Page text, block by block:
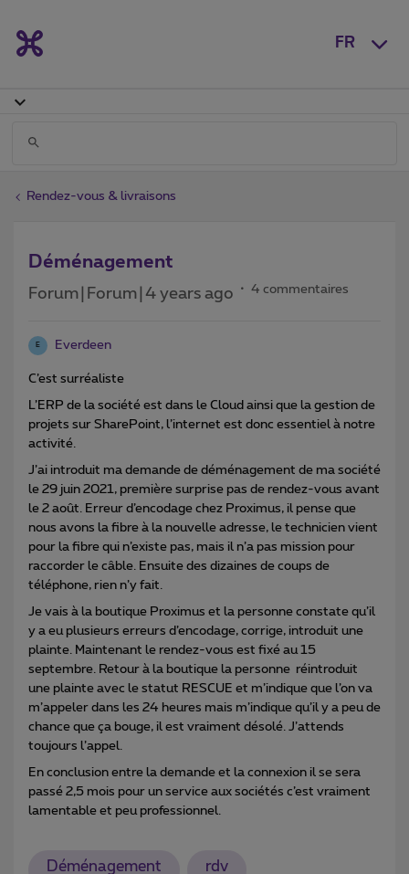
FR
Rendez-vous & livraisons
Déménagement
Forum|Forum|4 years ago 4 commentaires
E Everdeen
C’est surréaliste
L’ERP de la société est dans le Cloud ainsi que la gestion de
projets sur SharePoint, l’internet est donc essentiel à notre
activité.
J’ai introduit ma demande de déménagement de ma société
le 29 juin 2021, première surprise pas de rendez-vous avant
le 2 août. Erreur d’encodage chez Proximus, il pense que
nous avons la fibre à la nouvelle adresse, le technicien vient
pour la fibre qui n’existe pas, mais il n’a pas mission pour
raccorder le câble. Ensuite des dizaines de coups de
téléphone, rien n’y fait.
Je vais à la boutique Proximus et la personne constate qu’il
y a eu plusieurs erreurs d’encodage, corrige, introduit une
plainte. Maintenant le rendez-vous est fixé au 15
septembre. Retour à la boutique la personne réintroduit
une plainte avec le statut RESCUE et m’indique que l’on va
m’appeler dans les 24 heures mais m’indique qu’il y a peu de
chance que ça bouge, il est vraiment désolé. J’attends
toujours l’appel.
En conclusion entre la demande et la connexion il se sera
passé 2,5 mois pour un service aux sociétés c’est vraiment
lamentable et peu professionnel.
Déménagement rdv